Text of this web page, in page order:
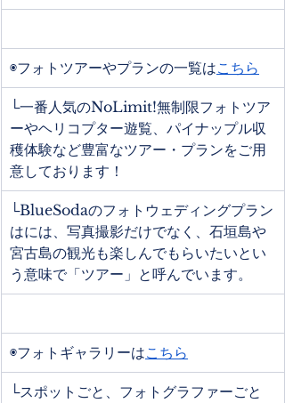
◉フォトツアーやプランの一覧はこちら
└一番人気のNoLimit!無制限フォトツア
ーやヘリコプター遊覧、パイナップル収
穫体験など豊富なツアー・プランをご用
意しております！
└BlueSodaのフォトウェディングプラン
はには、写真撮影だけでなく、石垣島や
宮古島の観光も楽しんでもらいたいとい
う意味で「ツアー」と呼んでいます。
◉フォトギャラリーはこちら
└スポットごと、フォトグラファーごと